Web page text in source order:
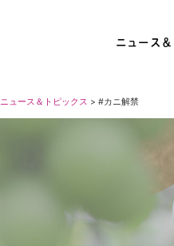
ニュース
ニュース＆トピックス > #カニ解禁